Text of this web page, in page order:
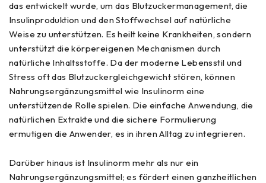
das entwickelt wurde, um das Blutzuckermanagement, die
Insulinproduktion und den Stoffwechsel auf natürliche
Weise zu unterstützen. Es heilt keine Krankheiten, sondern
unterstützt die körpereigenen Mechanismen durch
natürliche Inhaltsstoffe. Da der moderne Lebensstil und
Stress oft das Blutzuckergleichgewicht stören, können
Nahrungsergänzungsmittel wie Insulinorm eine
unterstützende Rolle spielen. Die einfache Anwendung, die
natürlichen Extrakte und die sichere Formulierung
ermutigen die Anwender, es in ihren Alltag zu integrieren.
Darüber hinaus ist Insulinorm mehr als nur ein
Nahrungsergänzungsmittel; es fördert einen ganzheitlichen